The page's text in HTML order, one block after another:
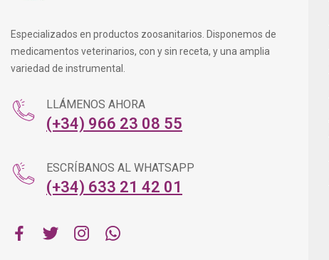
Especializados en productos zoosanitarios. Disponemos de
medicamentos veterinarios, con y sin receta, y una amplia
variedad de instrumental.
LLÁMENOS AHORA
(+34) 966 23 08 55
ESCRÍBANOS AL WHATSAPP
(+34) 633 21 42 01